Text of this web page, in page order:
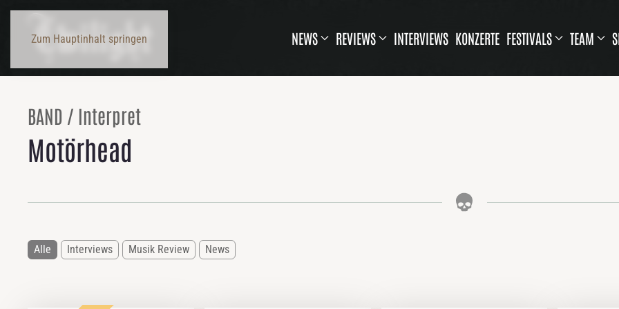
Zum Hauptinhalt springen NEWS REVIEWS INTERVIEWS KONZERTE FESTIVALS TEAM
BAND / Interpret
Motörhead
Alle Interviews Musik Review News